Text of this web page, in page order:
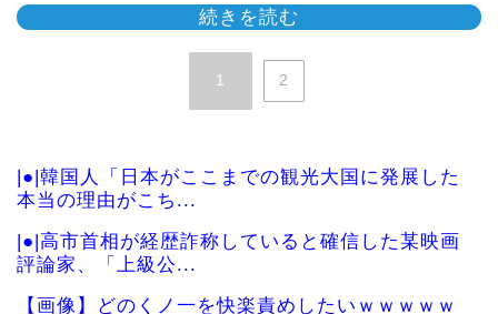
続きを読む
1 2
|●|韓国人「日本がここまでの観光大国に発展した
本当の理由がこち...
|●|高市首相が経歴詐称していると確信した某映画
評論家、「上級公...
【画像】どのくノ一を快楽責めしたいｗｗｗｗｗ